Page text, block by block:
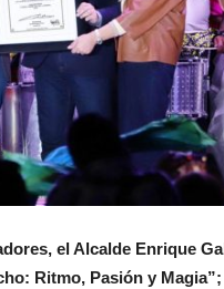
el Alcalde Enrique
Ritmo, Pasión y